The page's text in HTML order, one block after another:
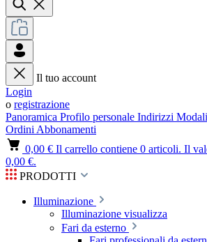
Il tuo account
Login
o registrazione
Panoramica Profilo personale Indirizzi
Ordini Abbonamenti
0,00 € Il carrello contiene 0 articoli. Il
0,00 €.
PRODOTTI
Illuminazione
Illuminazione visualizza
Fari da esterno